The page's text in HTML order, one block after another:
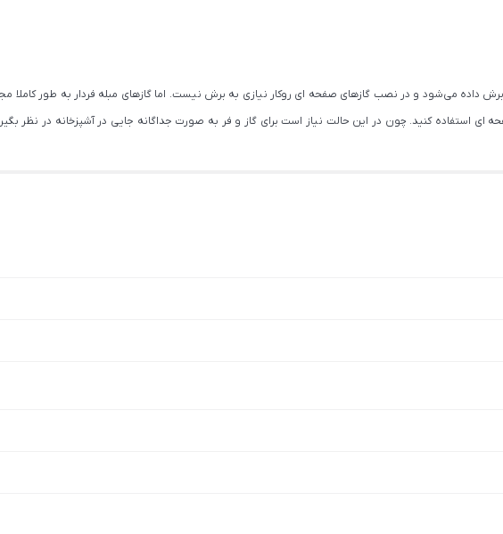
می‌شود و در نصب گازهای صفحه ای روکار نیازی به برش نیست. اما گازهای مبله فردار به طور کاملا مجزا
استفاده کنید. چون در این حالت نیاز است برای گاز و فر به صورت جداگانه جایی در آشپزخانه در نظر